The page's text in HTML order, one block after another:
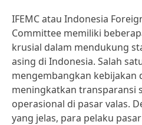
IFEMC atau Indonesia
Committee memiliki
krusial dalam mendukung
asing di Indonesia. Salah
mengembangkan kebijakan
meningkatkan transparansi
operasional di pasar valas.
yang jelas, para pelaku